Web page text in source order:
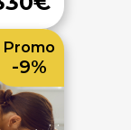
Promo
-9%